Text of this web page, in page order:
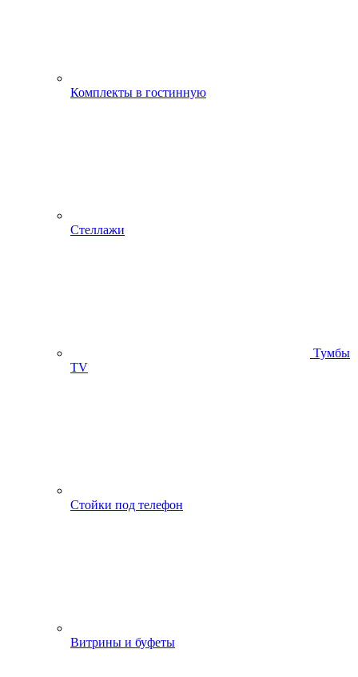
Комплекты в гостинную
Стеллажи
Тумбы
ТV
Стойки под телефон
Витрины и буфеты